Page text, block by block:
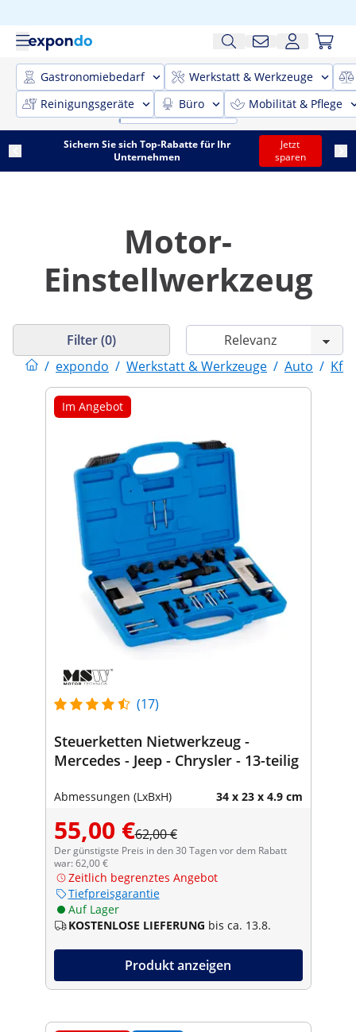
Gastronomiebedarf
Werkstatt & Werkzeuge
Reinigungsgeräte
Büro Mobilität & Pflege
Sichern Sie sich Top-Rabatte für Ihr
Unternehmen
Jetzt
sparen
Motor-
Einstellwerkzeug
/ expondo / Werkstatt & Werkzeuge / Auto /
Filter (0)
Im Angebot
(17)
Steuerketten Nietwerkzeug -
Mercedes - Jeep - Chrysler - 13-teilig
Abmessungen (LxBxH) 34 x 23 x 4.9 cm
55,00 €62,00 €
Der günstigste Preis in den 30 Tagen vor dem Rabatt
war: 62,00 €
Zeitlich begrenztes Angebot
Tiefpreisgarantie
Auf Lager
KOSTENLOSE LIEFERUNG bis ca. 13.8.
Produkt anzeigen